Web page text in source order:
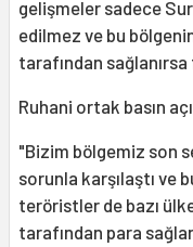
gelişmeler sadece
edilmez ve bu
tarafından
Ruhani ortak basın
"Bizim bölgemiz son
sorunla karşılaştı ve
teröristler de bazı
tarafından para